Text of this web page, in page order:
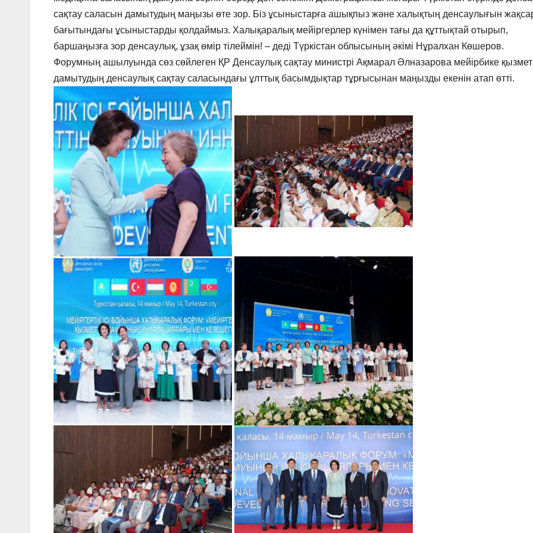
сақтау саласын дамытудың маңызы өте зор. Біз ұсыныстарға ашықпыз және халықтың денсаулығын
бағытындағы ұсыныстарды қолдаймыз. Халықаралық мейіргерлер күнімен тағы да құттықтай отырып,
баршаңызға зор денсаулық, ұзақ өмір тілеймін! – деді Түркістан облысының әкімі Нұралхан Көшеров.
Форумның ашылуында сөз сөйлеген ҚР Денсаулық сақтау министрі Ақмарал Әлназарова мейірбике
дамытудың денсаулық сақтау саласындағы ұлттық басымдықтар тұрғысынан маңызды екенін атап өтті.